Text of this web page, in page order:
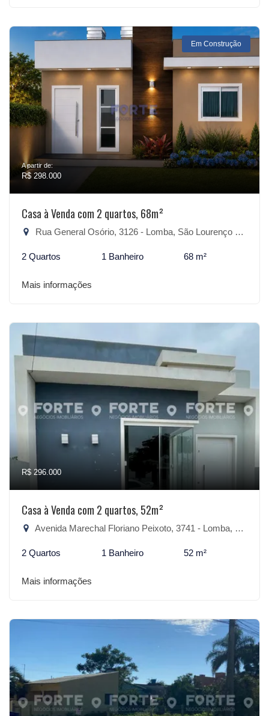
Em Construção
A partir de:
R$ 298.000
Casa à Venda com 2 quartos, 68m²
Rua General Osório, 3126 - Lomba, São Lourenço do Sul-RS
2 Quartos 1 Banheiro 68 m²
Mais informações
R$ 296.000
Casa à Venda com 2 quartos, 52m²
Avenida Marechal Floriano Peixoto, 3741 - Lomba, São Lourenço do Sul-RS
2 Quartos 1 Banheiro 52 m²
Mais informações